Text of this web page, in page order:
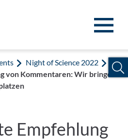
Night of Science 2022
von Kommentaren: Wir bringen
Empfehlung